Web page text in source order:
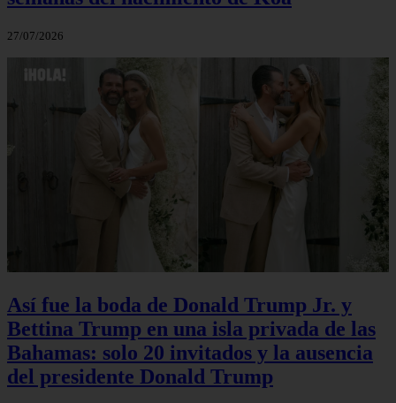
27/07/2026
Así fue la boda de Donald Trump Jr. y
Bettina Trump en una isla privada de las
Bahamas: solo 20 invitados y la ausencia
del presidente Donald Trump